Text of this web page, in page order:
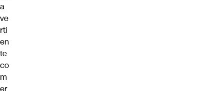
a
ve
rti
en
te
co
m
er